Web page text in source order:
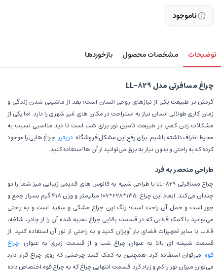
ناموجود
توضیحات مشخصات محصول بازخوردها
چراغ مسافرتی مدل LL-829
گردش در طبیعت یکی از نیازهای روحی انسان است؛ بعد از ماشینی شدن زندگی و
زمان کاری طولانی انسان نیاز به استراحت در مکان های غیر شهری را دارد. اما یکی از
مشکلات زدن کمپ در طبیعت تامین نور برای شب است تا دید مناسبی نسبت به
محیط اطراف داشته باشیم. برای رفع این مشکل فروشگاه دریتیز چراغ هایی را موجود
کرده که به راحتی و بدون نیاز به برق می‌توانید از آن ها استفاده کنید.
طراحی منحصر به فرد
چراغ مسافرتی LL-829 با طراحی شبیه به فانوس های قدیمی زیبایی میز شما را دو
چندان می‌کند. ابعاد این چراغ
135*228*107 میلیمتر و وزن 418 گرم بسیار جمع و
جور است و حمل آن راحت است؛ رنگ این چراغ مشکی و سفید است و به راحتی
می‌توانید با کمک قلابی که در قسمت بالایی چراغ تعبیه شده آن را از چادر، شاخه،
قلاب یا سایر تجهیزات فضای باز آویزان کنید و به راحتی از نور آن استفاده کنید. از
قسمت شیشه ای بالا به عنوان چراغ شب و از قسمت زیری به عنوان چراغ
قوه می‌توان استفاده کرد. همچنین به کمک کلید چرخشی که روی چراغ قرار دارد
می‌توان میزان نور را کم و زیاد کرد. قسمت انتهایی چراغ که به چراغ قوه اختصاص داده